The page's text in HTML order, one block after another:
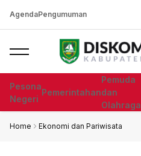
AgendaPengumuman
Pesona
Negeri
Pemerintahan
Pemuda
dan
Olahraga
Home Ekonomi dan Pariwisata